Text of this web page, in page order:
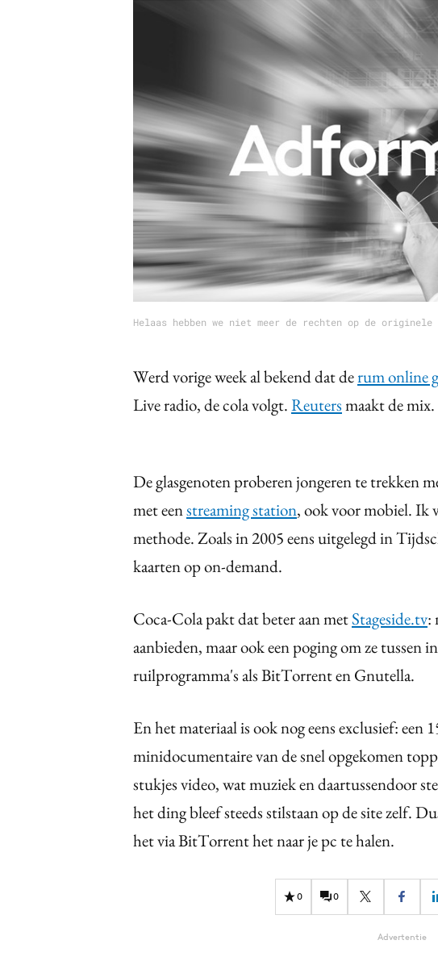
Gedragsverandering
Influencer marketing
Interne communicatie
Martech
Helaas hebben we niet meer de rechten op de originele
Werd vorige week al bekend dat derum online
Live radio, de cola volgt.Reutersmaakt de mix.
De glasgenoten proberen jongeren te trekken
met eenstreaming station, ook voor mobiel. Ik
methode. Zoals in 2005 eens uitgelegd in
kaarten op on-demand.
Coca-Cola pakt dat beter aan metStageside.tv:
aanbieden, maar ook een poging om ze tussen
ruilprogramma's als BitTorrent en Gnutella.
En het materiaal is ook nog eens exclusief: een
minidocumentaire van de snel opgekomen
stukjes video, wat muziek en daartussendoor
het ding bleef steeds stilstaan op de site zelf.
het via BitTorrent het naar je pc te halen.
0 0
Advertentie